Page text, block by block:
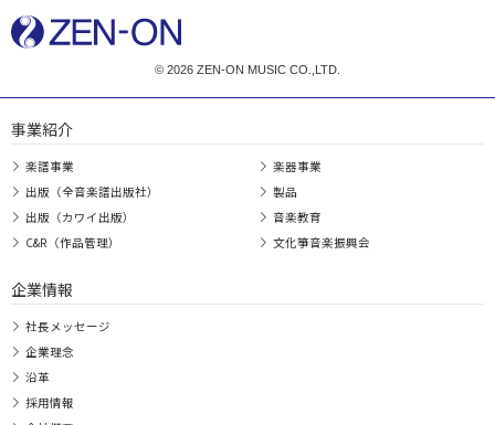
© 2026 ZEN-ON MUSIC CO.,LTD.
事業紹介
楽譜事業
出版（全音楽譜出版社）
出版（カワイ出版）
C&R（作品管理）
楽器事業
製品
音楽教育
文化箏音楽振興会
企業情報
社長メッセージ
企業理念
沿革
採用情報